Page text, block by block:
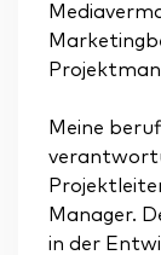
Meine
Manager.
in der